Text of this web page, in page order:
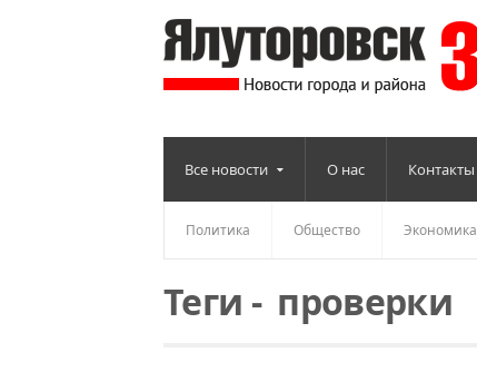
Все новости О нас Контакты
Политика Общество Экономика
Теги -проверки